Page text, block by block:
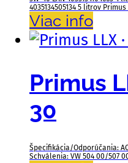
4035134505134 5 litrov Primus
Viac info
Primus
30
Špecifikácia/Odporúčania:
Schválenia: VW 504 00/507